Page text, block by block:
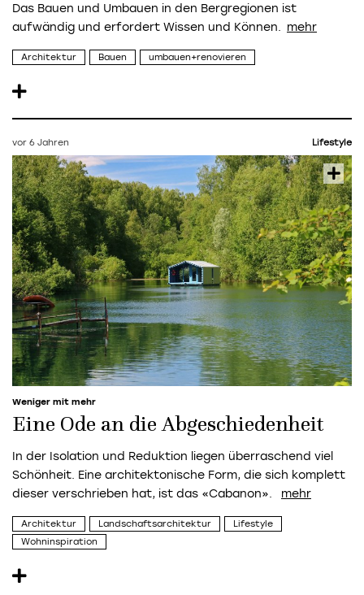
Das Bauen und Umbauen in den Bergregionen ist
aufwändig und erfordert Wissen und Können.
Architektur Bauen umbauen+renovieren
vor 6 Jahren Lifestyle
Weniger mit mehr
Eine Ode an die Abgeschiedenheit
In der Isolation und Reduktion liegen überraschend viel
Schönheit. Eine architektonische Form, die sich komplett
dieser verschrieben hat, ist das «Cabanon».
Architektur Landschaftsarchitektur
Lifestyle
Wohninspiration